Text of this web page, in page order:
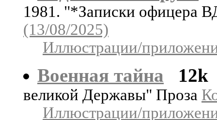
1981. "*Записки офицера
(13/08/2025)
Иллюстрации/
Военная тайна 12k
великой Державы" Проза
Иллюстрации/